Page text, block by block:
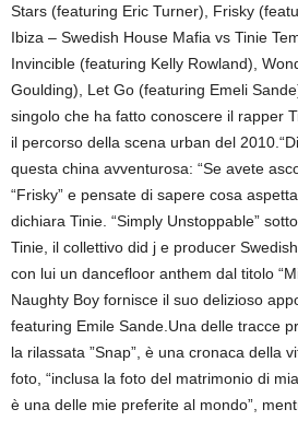
Stars (featuring Eric Turner), Frisky
Ibiza – Swedish House Mafia vs Tinie
Invincible (featuring Kelly Rowland),
Goulding), Let Go (featuring Emeli
singolo che ha fatto conoscere il rapper
il percorso della scena urban del
questa china avventurosa: “Se avete
“Frisky” e pensate di sapere cosa
dichiara Tinie. “Simply Unstoppable”
Tinie, il collettivo did j e producer
con lui un dancefloor anthem dal titolo
Naughty Boy fornisce il suo delizioso
featuring Emile Sande.Una delle tracce
la rilassata ”Snap”, è una cronaca della
foto, “inclusa la foto del matrimonio di
è una delle mie preferite al mondo”,